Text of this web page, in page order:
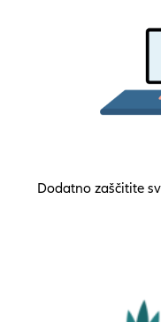
Dodatno zaščitite